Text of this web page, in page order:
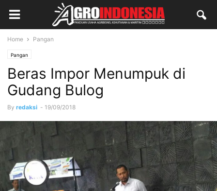
Home Pangan
Pangan
Beras Impor Menumpuk di
Gudang Bulog
By redaksi - 19/09/2018